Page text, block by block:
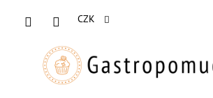
CZK